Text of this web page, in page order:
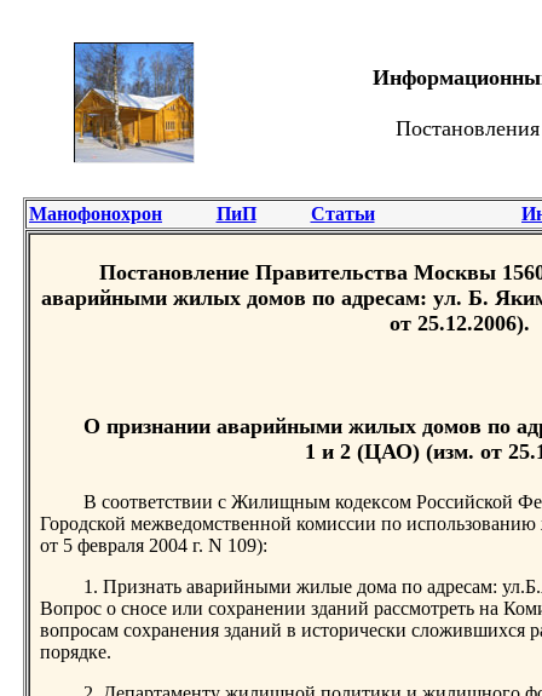
Манофонохрон ПиП Статьи
Постановление Правительства Москвы
аварийными жилых домов по адресам: ул. Б.
от 25.12.2006).
О признании аварийными жилых домов по
1 и 2 (ЦАО) (изм. от
В соответствии с Жилищным кодексом Российской
Городской межведомственной комиссии по
от 5 февраля 2004 г. N 109):
1. Признать аварийными жилые дома по адресам:
Вопрос о сносе или сохранении зданий рассмотреть на
вопросам сохранения зданий в исторически сложившихся
порядке.